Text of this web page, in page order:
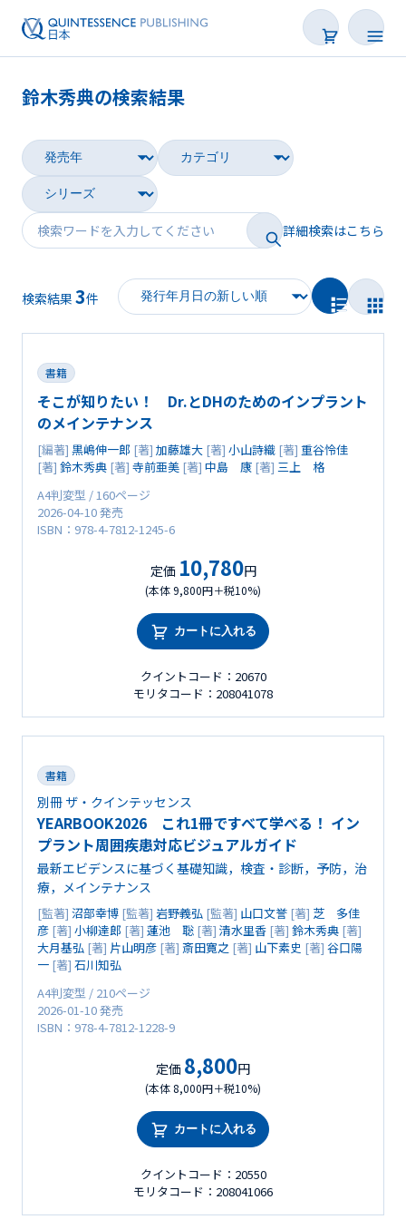
雑誌
映像
電子BOOK
著者一覧
鈴木秀典の検索結果
詳細検索はこちら
検索結果 3件
書籍
そこが知りたい！ Dr.とDHのためのインプラント
のメインテナンス
[編著] 黒嶋伸一郎 [著] 加藤雄大 [著] 小山詩織 [著] 重谷怜佳
[著] 鈴木秀典 [著] 寺前亜美 [著] 中島 康 [著] 三上 格
A4判変型 / 160ページ
2026-04-10 発売
ISBN：978-4-7812-1245-6
定価 10,780円
(本体 9,800円＋税10%)
カートに入れる
クイントコード：20670
モリタコード：208041078
書籍
別冊 ザ・クインテッセンス
YEARBOOK2026 これ1冊ですべて学べる！ イン
プラント周囲疾患対応ビジュアルガイド
最新エビデンスに基づく基礎知識，検査・診断，予防，治
療，メインテナンス
[監著] 沼部幸博 [監著] 岩野義弘 [監著] 山口文誉 [著] 芝 多佳
彦 [著] 小柳達郎 [著] 蓮池 聡 [著] 清水里香 [著] 鈴木秀典 [著]
大月基弘 [著] 片山明彦 [著] 斎田寛之 [著] 山下素史 [著] 谷口陽
一 [著] 石川知弘
A4判変型 / 210ページ
2026-01-10 発売
ISBN：978-4-7812-1228-9
定価 8,800円
(本体 8,000円＋税10%)
カートに入れる
クイントコード：20550
モリタコード：208041066